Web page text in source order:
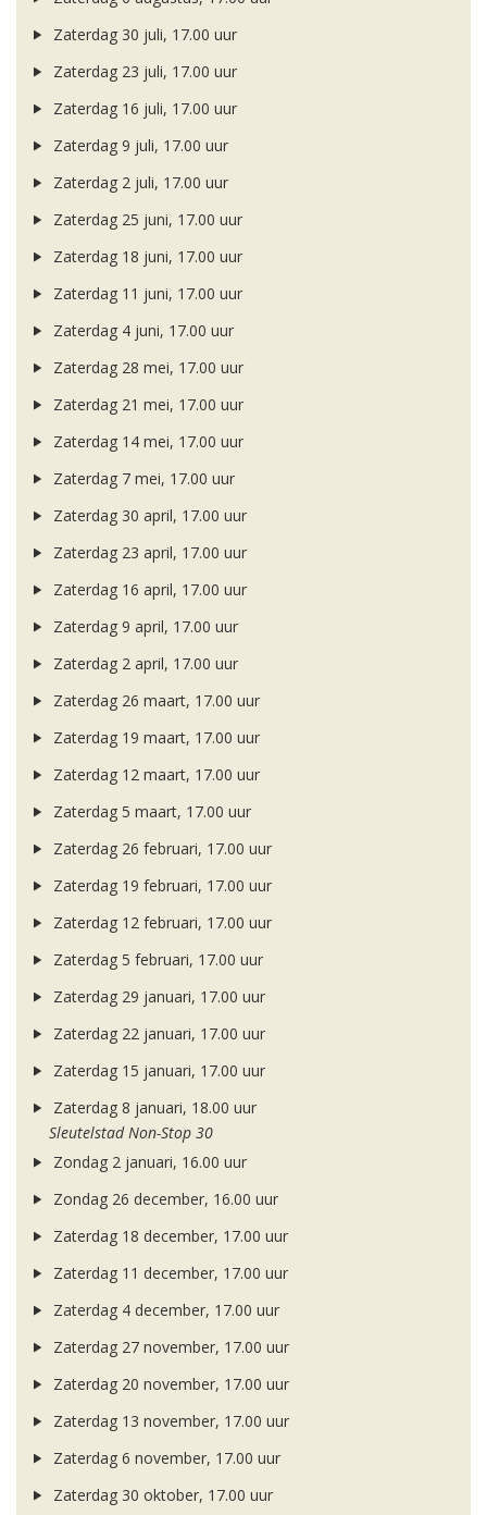
Zaterdag 30 juli, 17.00 uur
Zaterdag 23 juli, 17.00 uur
Zaterdag 16 juli, 17.00 uur
Zaterdag 9 juli, 17.00 uur
Zaterdag 2 juli, 17.00 uur
Zaterdag 25 juni, 17.00 uur
Zaterdag 18 juni, 17.00 uur
Zaterdag 11 juni, 17.00 uur
Zaterdag 4 juni, 17.00 uur
Zaterdag 28 mei, 17.00 uur
Zaterdag 21 mei, 17.00 uur
Zaterdag 14 mei, 17.00 uur
Zaterdag 7 mei, 17.00 uur
Zaterdag 30 april, 17.00 uur
Zaterdag 23 april, 17.00 uur
Zaterdag 16 april, 17.00 uur
Zaterdag 9 april, 17.00 uur
Zaterdag 2 april, 17.00 uur
Zaterdag 26 maart, 17.00 uur
Zaterdag 19 maart, 17.00 uur
Zaterdag 12 maart, 17.00 uur
Zaterdag 5 maart, 17.00 uur
Zaterdag 26 februari, 17.00 uur
Zaterdag 19 februari, 17.00 uur
Zaterdag 12 februari, 17.00 uur
Zaterdag 5 februari, 17.00 uur
Zaterdag 29 januari, 17.00 uur
Zaterdag 22 januari, 17.00 uur
Zaterdag 15 januari, 17.00 uur
Zaterdag 8 januari, 18.00 uur
Sleutelstad Non-Stop 30
Zondag 2 januari, 16.00 uur
Zondag 26 december, 16.00 uur
Zaterdag 18 december, 17.00 uur
Zaterdag 11 december, 17.00 uur
Zaterdag 4 december, 17.00 uur
Zaterdag 27 november, 17.00 uur
Zaterdag 20 november, 17.00 uur
Zaterdag 13 november, 17.00 uur
Zaterdag 6 november, 17.00 uur
Zaterdag 30 oktober, 17.00 uur